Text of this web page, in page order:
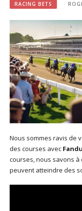
RACING BETS
Nous sommes ravis de
des courses avec
courses, nous savons à
peuvent atteindre des